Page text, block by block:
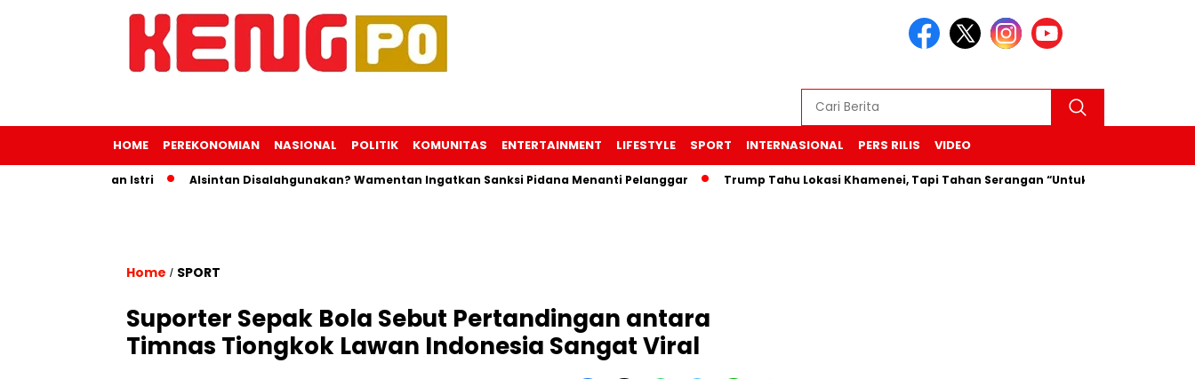
HOME PEREKONOMIAN NASIONAL POLITIK KOMUNITAS ENTERTAINMENT LIFESTYLE SPORT INTERNASIONAL PERS RILIS VIDEO
Alsintan Disalahgunakan? Wamentan Ingatkan Sanksi Pidana Menanti Pelanggar Trump Tahu Lokasi Khamenei, Tapi Tahan Serangan “Untuk Sekarang”
Home / SPORT
Suporter Sepak Bola Sebut Pertandingan antara
Timnas Tiongkok Lawan Indonesia Sangat Viral